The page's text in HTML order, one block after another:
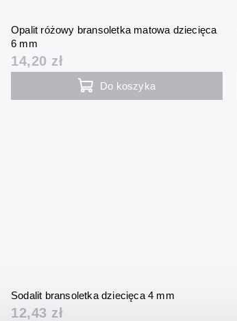
Opalit różowy bransoletka matowa dziecięca
6 mm
14,20 zł
Do koszyka
Sodalit bransoletka dziecięca 4 mm
12,43 zł